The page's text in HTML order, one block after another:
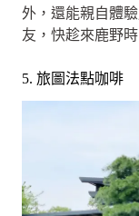
外，還能親自體
友，快趁來鹿野
5. 旅圖法點咖啡